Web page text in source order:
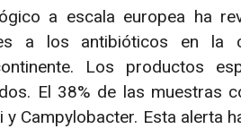
a escala europea ha
a los antibióticos en
Los productos
El 38% de las muestras
Campylobacter. Esta alerta